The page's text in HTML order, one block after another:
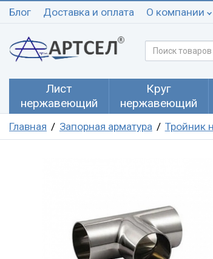
Блог Доставка и оплата О компании
Лист
нержавеющий
Круг
нержавеющий
Главная Запорная арматура Тройник